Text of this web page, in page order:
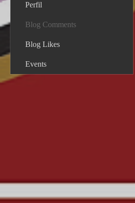
Perfil
Blog Comments
Blog Likes
Events